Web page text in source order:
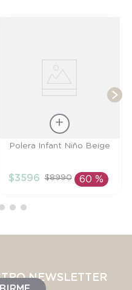
Talla
AÑADIR AL
Polera Infant Niño Beige
$3596 $8990 60 %
NEWSLETTER